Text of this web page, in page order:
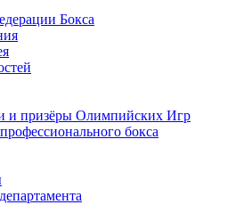
Бокса
и призёры Олимпийских Игр
бокса